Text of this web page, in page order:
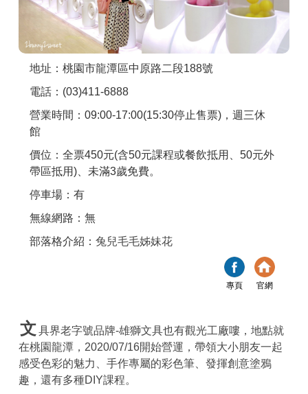
APP下載
地址：桃園市龍潭區中原路二段188號
電話：(03)411-6888
營業時間：09:00-17:00(15:30停止售票)，週三休
館
價位：全票450元(含50元課程或餐飲抵用、50元外
帶區抵用)、未滿3歲免費。
停車場：有
無線網路：無
部落格介紹： 兔兒毛毛姊妹花
專頁 官網
文具界老字號品牌-雄獅文具也有觀光工廠嘍，地點就
在桃園龍潭，2020/07/16開始營運，帶領大小朋友一起
感受色彩的魅力、手作專屬的彩色筆、發揮創意塗鴉
趣，還有多種DIY課程。